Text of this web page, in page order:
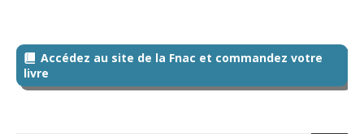
Accédez au site de la Fnac et commandez votre
livre